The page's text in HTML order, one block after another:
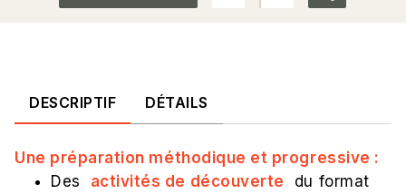
DESCRIPTIF DÉTAILS
Une préparation méthodique et progressive :
Des activités de découverte du format